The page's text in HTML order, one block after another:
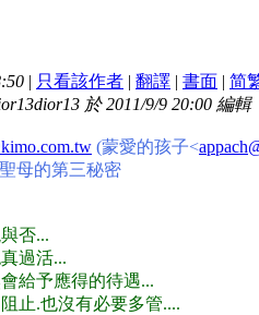
| 只看該作者 | 翻譯 | 書面 | 简
於 2011/9/9 20:00 編輯
(蒙愛的孩子<
母的第三秘密
否...
過活...
給予應得的待遇...
止.也沒有必要多管....